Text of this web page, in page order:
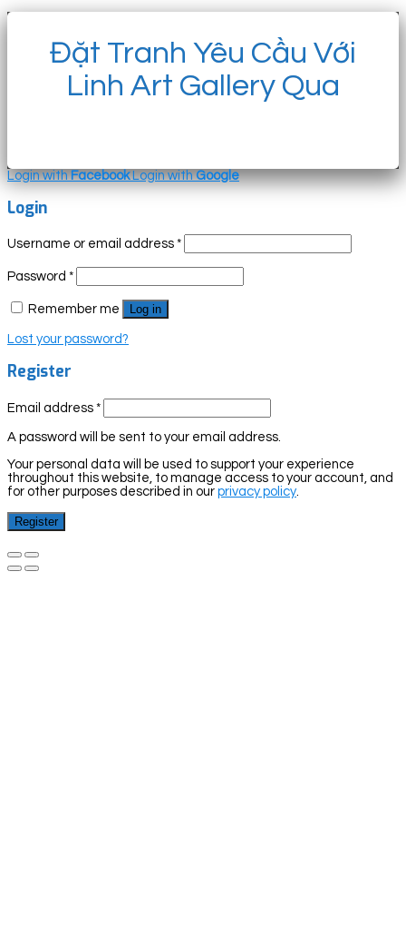
Đặt Tranh Yêu Cầu Với
Linh Art Gallery Qua
Login withFacebook Login withGoogle
Login
Username or email address *
Password *
Remember me Log in
Lost your password?
Register
Email address *
A password will be sent to your email address.
Your personal data will be used to support your experience
throughout this website, to manage access to your account, and
for other purposes described in our privacy policy.
Register